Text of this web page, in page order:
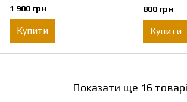
1 900 грн
Купити
800 грн
Купити
Показати ще 16